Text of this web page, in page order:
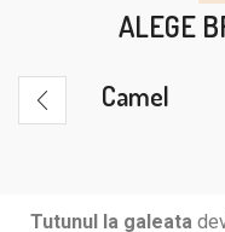
ALEGE
Camel
Tutunul la galeata